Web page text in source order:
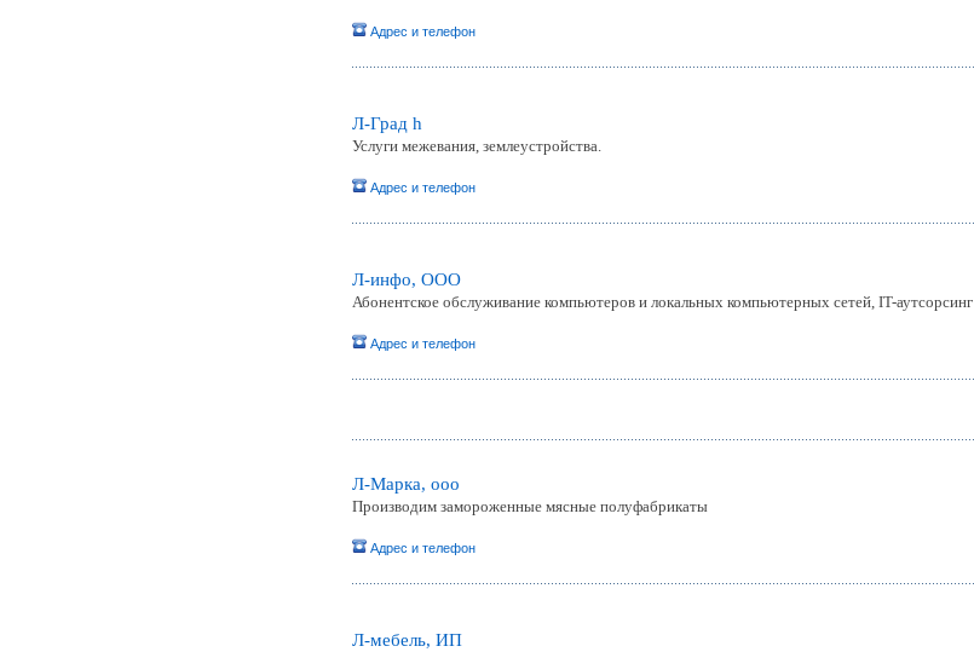
Адрес и телефон
Л-Град h
Услуги межевания, землеустройства.
Адрес и телефон
Л-инфо, ООО
Абонентское обслуживание компьютеров и локальных компьютерных сетей, IT-аутсорсинг
Адрес и телефон
Л-Марка, ооо
Производим замороженные мясные полуфабрикаты
Адрес и телефон
Л-мебель, ИП